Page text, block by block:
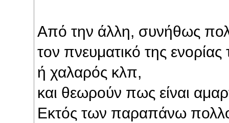
Από την άλλη, συνήθως
τον πνευματικό της
ή χαλαρός κλπ,
και θεωρούν πως είναι
Εκτός των παραπάνω